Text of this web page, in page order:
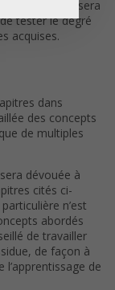
de cours sera
tester le degré
acquises.
dans
des concepts
de multiples
dévouée à
cités ci-
n’est
abordés
de travailler
de façon à
de